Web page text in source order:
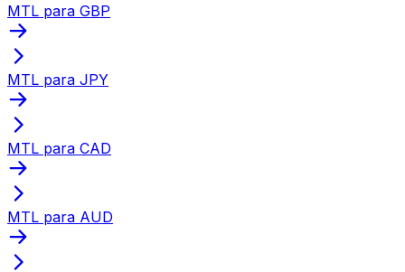
MTL para GBP
MTL para JPY
MTL para CAD
MTL para AUD